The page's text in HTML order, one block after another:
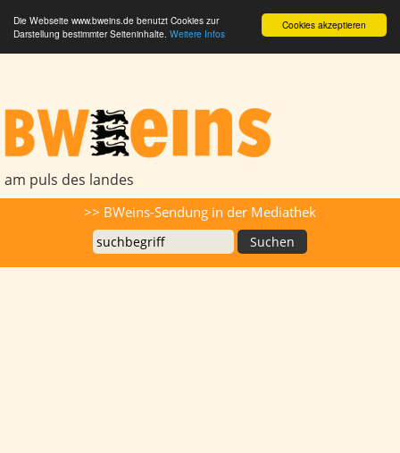
Cookies akzeptieren
Die Webseite www.bweins.de benutzt Cookies zur
Darstellung bestimmter Seiteninhalte. Weitere Infos
am puls des landes
>> BWeins-Sendung in der Mediathek